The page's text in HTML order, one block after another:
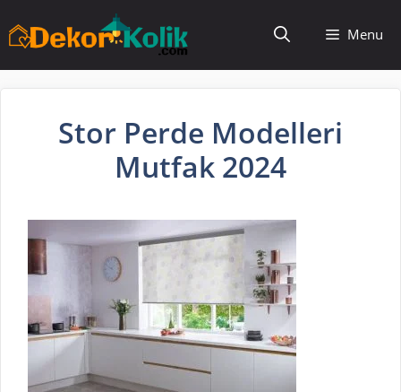
atla
Menu
Stor Perde Modelleri
Mutfak 2024